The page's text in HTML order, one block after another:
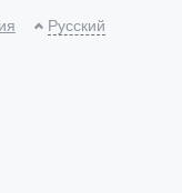
Русский